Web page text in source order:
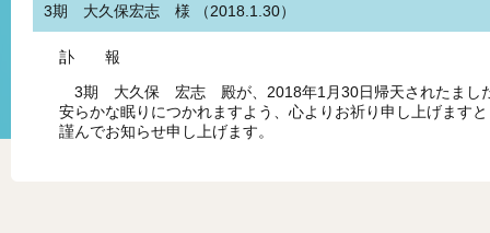
3期 大久保宏志 様 （2018.1.30）
訃 報
3期 大久保 宏志 殿が、2018年1月30日帰天されたまし
安らかな眠りにつかれますよう、心よりお祈り申し上げます
謹んでお知らせ申し上げます。